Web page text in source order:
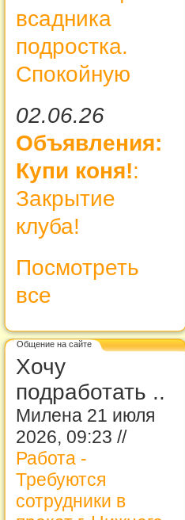
всадника
подростка.
Спокойную
02.06.26
Объявления:
Купи коня!:
Закрытие
клуба!
Посмотреть
все
Общение на сайте
Хочу
подработать ..
Милена 21 июля
2026, 09:23 //
Работа -
Требуются
сотрудники в